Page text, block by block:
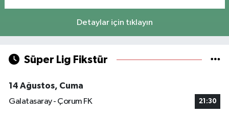
Detaylar için tıklayın
Süper Lig Fikstür
14 Ağustos, Cuma
Galatasaray - Çorum FK
21:30